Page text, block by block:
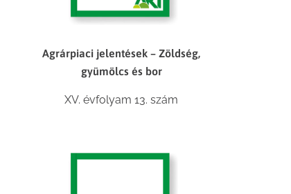
Agrárpiaci jelentések – Zöldség,
gyümölcs és bor
XV. évfolyam 13. szám